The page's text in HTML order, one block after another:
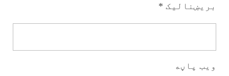
بریښنالیک *
ویب پاڼه